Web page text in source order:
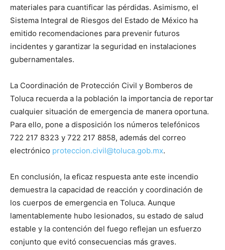
materiales para cuantificar las pérdidas. Asimismo, el
Sistema Integral de Riesgos del Estado de México ha
emitido recomendaciones para prevenir futuros
incidentes y garantizar la seguridad en instalaciones
gubernamentales.
La Coordinación de Protección Civil y Bomberos de
Toluca recuerda a la población la importancia de reportar
cualquier situación de emergencia de manera oportuna.
Para ello, pone a disposición los números telefónicos
722 217 8323 y 722 217 8858, además del correo
electrónico proteccion.civil@toluca.gob.mx.
En conclusión, la eficaz respuesta ante este incendio
demuestra la capacidad de reacción y coordinación de
los cuerpos de emergencia en Toluca. Aunque
lamentablemente hubo lesionados, su estado de salud
estable y la contención del fuego reflejan un esfuerzo
conjunto que evitó consecuencias más graves.